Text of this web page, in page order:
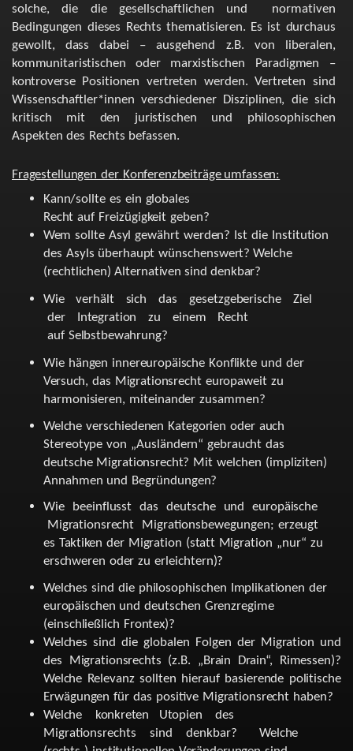
solche,
die die gesellschaftlichen und
normativen
Bedingungen dieses Rechts thematisieren. Es ist durchaus
gewollt,
dass dabei – ausgehend z.B. von
liberalen,
kommunitaristischen
oder marxistischen Paradigmen
–
kontroverse Positionen vertreten werden. Vertreten sind
Wissenschaftler*innen verschiedener Disziplinen, die sich
kritisch
mit den juristischen und
philosophischen
Aspekten des Rechts befassen.
Fragestellungen der Konferenzbeiträge umfassen:
Kann/sollte es ein globales
Recht auf Freizügigkeit geben?
Wem sollte Asyl gewährt werden? Ist die Institution
des Asyls überhaupt wünschenswert?Welche
(rechtlichen) Alternativen sind denkbar?
Wie verhält sich das gesetzgeberische
Ziel
der
Integration zu einem
Recht
auf Selbstbewahrung?
Wie hängen innereuropäische Konflikte und der
Versuch, das Migrationsrecht europaweit zu
harmonisieren, miteinander zusammen?
Welche verschiedenen Kategorien oder auch
Stereotype von „Ausländern“ gebraucht das
deutsche Migrationsrecht? Mit welchen (impliziten)
Annahmen und Begründungen?
Wie
beeinflusst das deutsche und
europäische
Migrationsrecht
Migrationsbewegungen; erzeugt
es Taktiken der Migration (statt Migration „nur“ zu
erschweren oder zu erleichtern)?
Welches sind die philosophischen Implikationen der
europäischen und deutschen Grenzregime
(einschließlich Frontex)?
Welches sind die globalen Folgen der Migration und
des
Migrationsrechts (z.B. „Brain Drain“,
Rimessen)?
Welche Relevanz sollten hierauf basierende politische
Erwägungen für das positive Migrationsrecht haben?
Welche
konkreten
Utopien des
Migrationsrechts
sind denkbar?
Welche